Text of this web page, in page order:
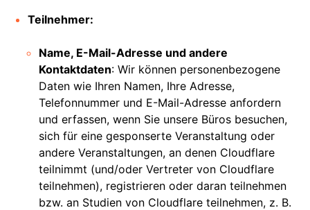
Teilnehmer:
Name, E-Mail-Adresse und andere
Kontaktdaten: Wir können personenbezogene
Daten wie Ihren Namen, Ihre Adresse,
Telefonnummer und E-Mail-Adresse anfordern
und erfassen, wenn Sie unsere Büros besuchen,
sich für eine gesponserte Veranstaltung oder
andere Veranstaltungen, an denen Cloudflare
teilnimmt (und/oder Vertreter von Cloudflare
teilnehmen), registrieren oder daran teilnehmen
bzw. an Studien von Cloudflare teilnehmen, z. B.